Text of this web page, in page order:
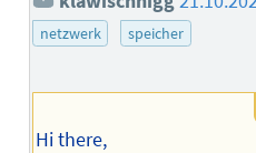
netzwerk
speicher
Hi there,